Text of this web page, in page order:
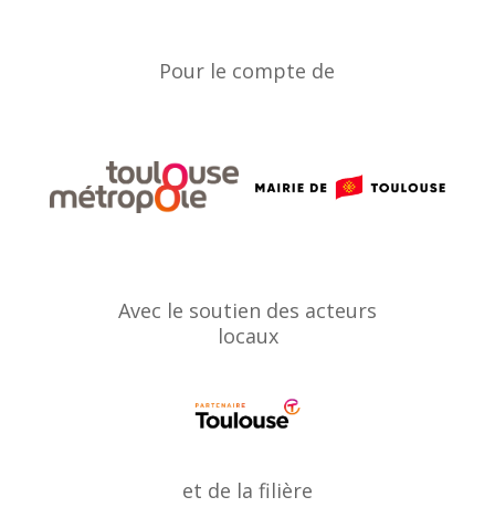
Pour le compte de
Avec le soutien des acteurs
locaux
et de la filière